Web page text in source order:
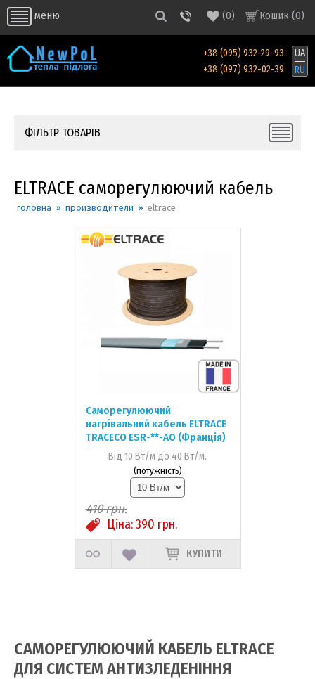
меню Кошик (0)
(0)
+38 (095) 932-29-93
+38 (097) 932-02-39
UA
RU
ФІЛЬТР ТОВАРІВ
ELTRACE саморегулюючий кабель
головна » производители » eltrace
Саморегулюючий
нагрівальний кабель ELTRACE
TRACECO ESR-**-AO (Франція)
Від 10 Вт/м до 40 Вт/м.
(потужність)
410грн.
Ціна:390 грн.
КУПИТИ
САМОРЕГУЛЮЮЧИЙ КАБЕЛЬ ELTRACE
ДЛЯ СИСТЕМ АНТИЗЛЕДЕНІННЯ